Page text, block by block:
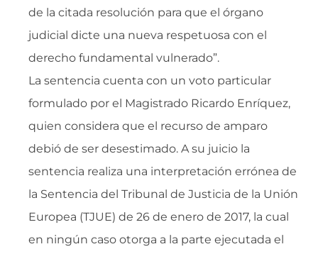
de la citada resolución para que el órgano
judicial dicte una nueva respetuosa con el
derecho fundamental vulnerado”.
La sentencia cuenta con un voto particular
formulado por el Magistrado Ricardo Enríquez,
quien considera que el recurso de amparo
debió de ser desestimado. A su juicio la
sentencia realiza una interpretación errónea de
la Sentencia del Tribunal de Justicia de la Unión
Europea (TJUE) de 26 de enero de 2017, la cual
en ningún caso otorga a la parte ejecutada el